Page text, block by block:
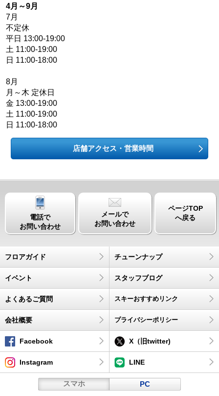
4月～9月
7月
不定休
平日 13:00-19:00
土 11:00-19:00
日 11:00-18:00
8月
月～木 定休日
金 13:00-19:00
土 11:00-19:00
日 11:00-18:00
店舗アクセス・営業時間
電話で
お問い合わせ
メールで
お問い合わせ
ページTOP
へ戻る
フロアガイド チューンナップ
イベント スタッフブログ
よくあるご質問 スキーおすすめリンク
会社概要 プライバシーポリシー
Facebook X（旧twitter)
Instagram LINE
スマホ PC